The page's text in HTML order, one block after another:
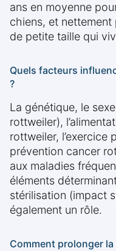
ans en moyenne
chiens, et
de petite taille qui
Quels facteurs
?
La génétique, le
rottweiler),
rottweiler, l’exercice
prévention cancer
aux maladies
éléments
stérilisation (impact
également un rôle.
Comment prolonger